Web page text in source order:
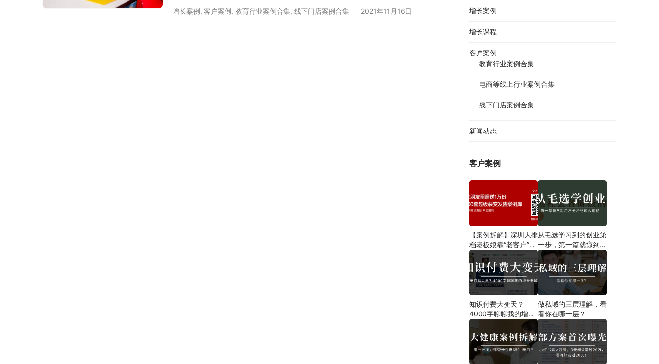
家做少儿围棋培训的机构老板，也遇到了同样的问题，尝试了很多软件工具，踩
增长案例, 客户案例, 教育行业案例合集, 线下门店案例合集 2021年11月16日 增长案例
增长课程
客户案例
教育行业案例合集
电商等线上行业案例合集
线下门店案例合集
新闻动态
客户案例
【案例拆解】深圳大排
档老板娘靠“老客户”一
招翻盘，营业额狂飙翻
倍，8点后爆满停单！
从毛选学习到的创业第
一步​，第一篇就惊到我
了！
知识付费大变天？
4000字聊聊我的增长
新解法
做私域的三层理解，看
看你在哪一层？